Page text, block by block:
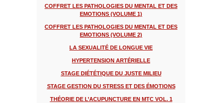
COFFRET LES PATHOLOGIES DU MENTAL ET DES
EMOTIONS (VOLUME 1)
COFFRET LES PATHOLOGIES DU MENTAL ET DES
EMOTIONS (VOLUME 2)
LA SEXUALITÉ DE LONGUE VIE
HYPERTENSION ARTÉRIELLE
STAGE DIÉTÉTIQUE DU JUSTE MILIEU
STAGE GESTION DU STRESS ET DES ÉMOTIONS
THÉORIE DE L’ACUPUNCTURE EN MTC VOL. 1